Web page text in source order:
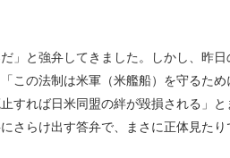
」と強弁してきました。しかし、昨日
この法制は米軍（米艦船）を守るため
すれば日米同盟の絆が毀損される」と
さらけ出す答弁で、まさに正体見たり